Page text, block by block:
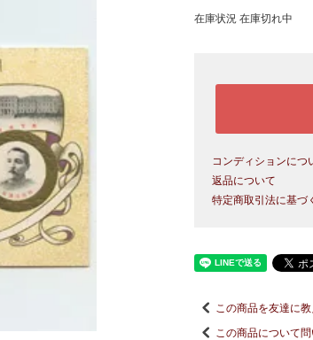
在庫状況 在庫切れ中
コンディションにつ
返品について
特定商取引法に基づ
この商品を友達に
この商品について